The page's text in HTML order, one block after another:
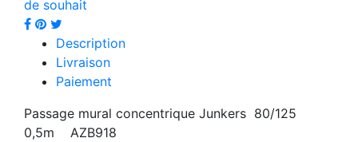
de souhait
Description
Livraison
Paiement
Passage mural concentrique Junkers 80/125
0,5m AZB918